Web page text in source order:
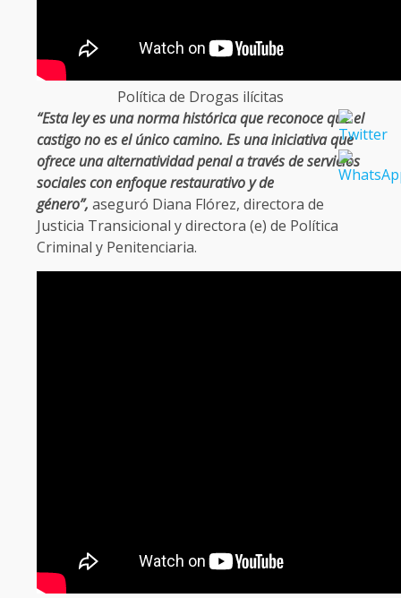
Política de Drogas ilícitas
“Esta ley es una norma histórica que reconoce que el
castigo no es el único camino. Es una iniciativa que
ofrece una alternatividad penal a través de servicios
sociales con enfoque restaurativo y de
género”, aseguró Diana Flórez, directora de
Justicia Transicional y directora (e) de Política
Criminal y Penitenciaria.